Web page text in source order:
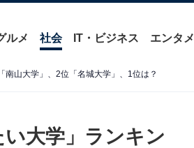
ルメ 社会 IT・ビジネス エンタメ
山大学」、2位「名城大学」、1位は？
大学」ランキン